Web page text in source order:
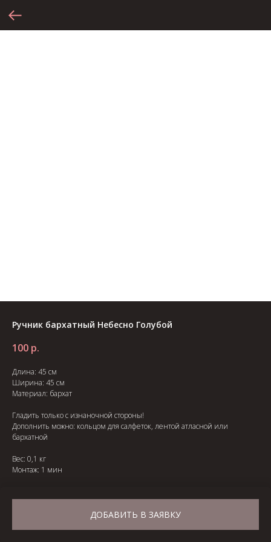
Ручник бархатный Небесно Голубой
100 р.
ДОБАВИТЬ В ЗАЯВКУ
Длина: 45 см
Ширина: 45 см
Материал: бархат
Гладить только с изнаночной стороны!
Дополнить можно: кольцом для салфеток, лентой атласной или
бархатной
Вес: 0,1 кг
Монтаж: 1 мин